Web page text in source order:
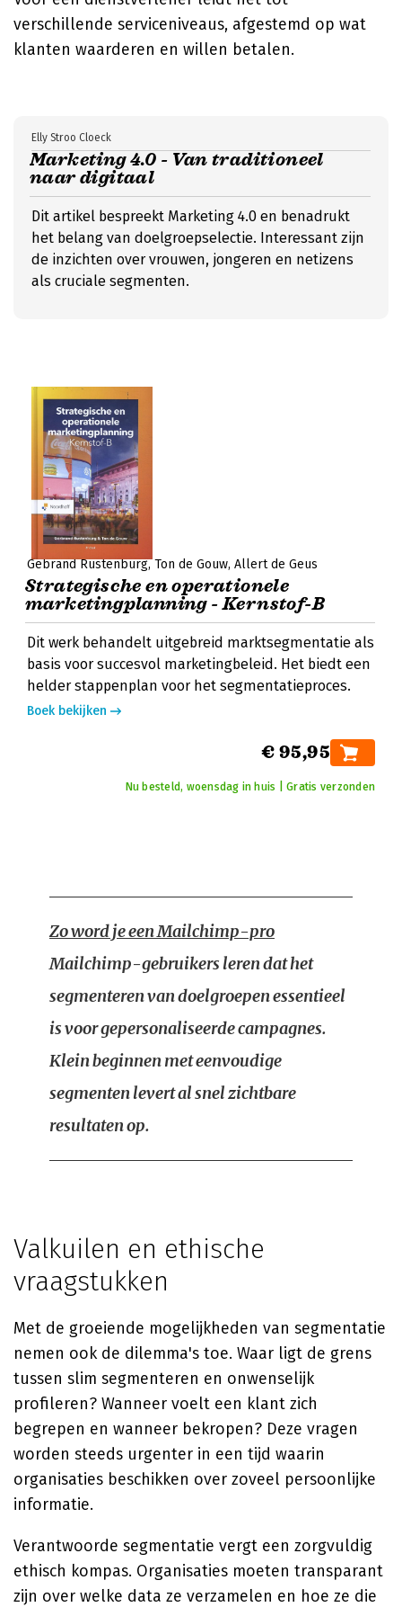
verschillende serviceniveaus, afgestemd op wat
klanten waarderen en willen betalen.
Marketing 4.0 - Van traditioneel
naar digitaal
Elly Stroo Cloeck
Dit artikel bespreekt Marketing 4.0 en benadrukt
het belang van doelgroepselectie. Interessant zijn
de inzichten over vrouwen, jongeren en netizens
als cruciale segmenten.
Gebrand Rustenburg Ton de Gouw Allert de Geus
Strategische en operationele
marketingplanning - Kernstof-B
Dit werk behandelt uitgebreid marktsegmentatie als
basis voor succesvol marketingbeleid. Het biedt een
helder stappenplan voor het segmentatieproces.
Boek bekijken
€ 95,95
Nu besteld, woensdag in huis | Gratis verzonden
Zo word je een Mailchimp-pro
Mailchimp-gebruikers leren dat het
segmenteren van doelgroepen essentieel
is voor gepersonaliseerde campagnes.
Klein beginnen met eenvoudige
segmenten levert al snel zichtbare
resultaten op.
Valkuilen en ethische
vraagstukken
Met de groeiende mogelijkheden van segmentatie
nemen ook de dilemma's toe. Waar ligt de grens
tussen slim segmenteren en onwenselijk
profileren? Wanneer voelt een klant zich
begrepen en wanneer bekropen? Deze vragen
worden steeds urgenter in een tijd waarin
organisaties beschikken over zoveel persoonlijke
informatie.
Verantwoorde segmentatie vergt een zorgvuldig
ethisch kompas. Organisaties moeten transparant
zijn over welke data ze verzamelen en hoe ze die